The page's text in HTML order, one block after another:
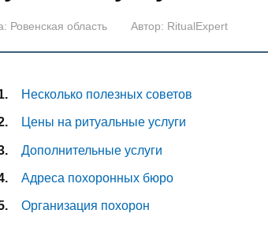
Ровенская область Автор: RitualExpert
Несколько полезных советов
Цены на ритуальные услуги
Дополнительные услуги
Адреса похоронных бюро
Организация похорон